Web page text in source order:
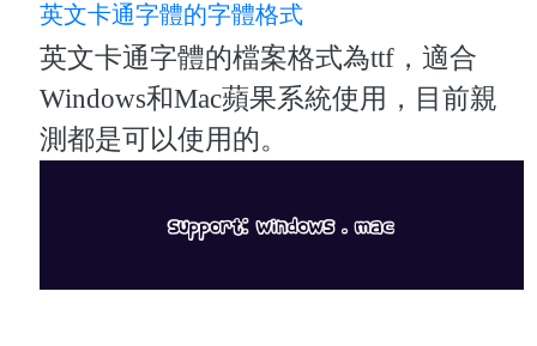
英文卡通字體的字體格式
英文卡通字體的檔案格式為ttf，適合
Windows和Mac蘋果系統使用，目前親
測都是可以使用的。